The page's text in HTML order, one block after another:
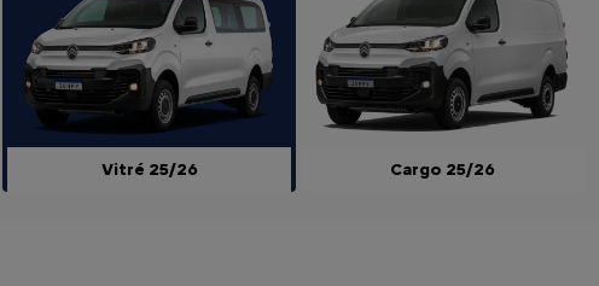
Vitré 25/26 Cargo 25/26